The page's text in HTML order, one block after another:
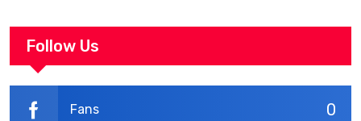
Follow Us
0
Fans